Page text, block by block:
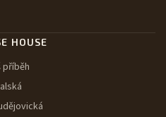
HOUSE
příběh